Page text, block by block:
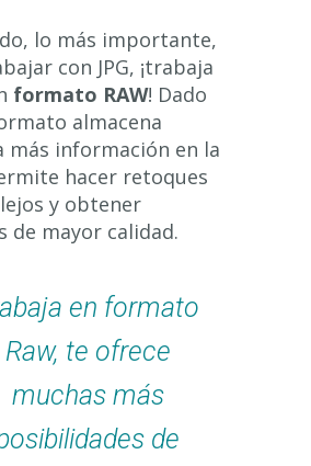
lo más importante,
con JPG, ¡trabaja
formato RAW! Dado
almacena
más información en la
hacer retoques
y obtener
de mayor calidad.
en formato
Raw, te ofrece
muchas más
de